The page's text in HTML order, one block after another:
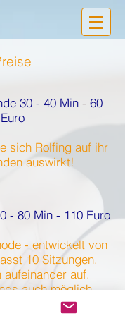
30 - 40 Min- 60
Euro
sich Rolfing auf ihr
auswirkt!
- 80 Min - 110 Euro
- entwickelt von
10 Sitzungen.
aufeinander auf.
auch möglich
zu buchen.